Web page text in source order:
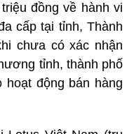
đồng về hành vi
cấp tại tỉnh, Thành
chưa có xác nhận
tỉnh, thành phố
động bán hàng